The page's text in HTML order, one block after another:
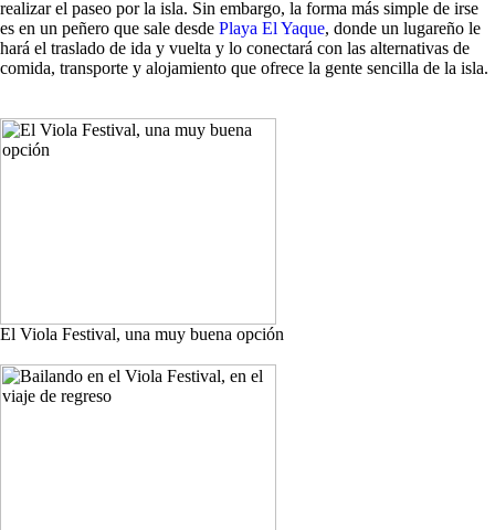
realizar el paseo por la isla. Sin embargo, la forma más simple de irse
es en un peñero que sale desde Playa El Yaque, donde un lugareño le
hará el traslado de ida y vuelta y lo conectará con las alternativas de
comida, transporte y alojamiento que ofrece la gente sencilla de la isla.
El Viola Festival, una muy buena opción